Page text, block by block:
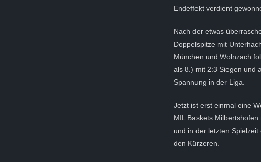
Endeffekt verdient
Nach der etwas
Doppelspitze mit
München und Wolnzach
als 8.) mit 2:3 Siegen und
Spannung in der Liga.
Jetzt ist erst einmal eine
MIL Baskets
und in der letzten
den Kürzeren.